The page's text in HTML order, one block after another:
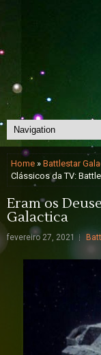
Home » Battlestar
Clássicos da TV:
Eram os
Galactica
fevereiro 27, 2021